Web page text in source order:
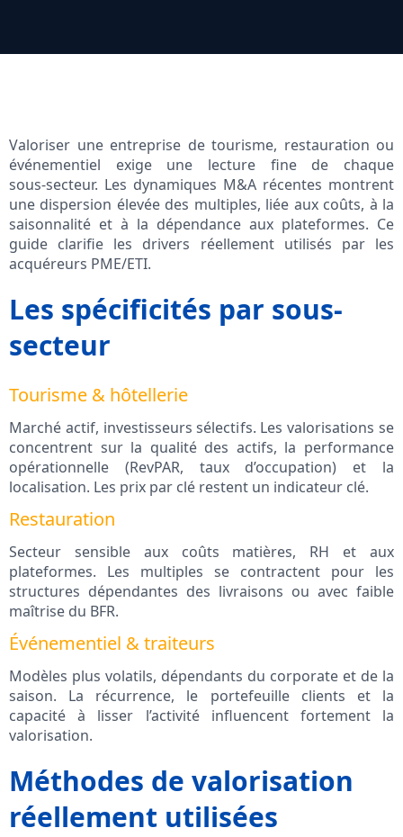
Valoriser une entreprise de tourisme, restauration ou
événementiel exige une lecture fine de chaque
sous‑secteur. Les dynamiques M&A récentes montrent
une dispersion élevée des multiples, liée aux coûts, à la
saisonnalité et à la dépendance aux plateformes. Ce
guide clarifie les drivers réellement utilisés par les
acquéreurs PME/ETI.
Les spécificités par sous-
secteur
Tourisme & hôtellerie
Marché actif, investisseurs sélectifs. Les valorisations se
concentrent sur la qualité des actifs, la performance
opérationnelle (RevPAR, taux d’occupation) et la
localisation. Les prix par clé restent un indicateur clé.
Restauration
Secteur sensible aux coûts matières, RH et aux
plateformes. Les multiples se contractent pour les
structures dépendantes des livraisons ou avec faible
maîtrise du BFR.
Événementiel & traiteurs
Modèles plus volatils, dépendants du corporate et de la
saison. La récurrence, le portefeuille clients et la
capacité à lisser l’activité influencent fortement la
valorisation.
Méthodes de valorisation
réellement utilisées